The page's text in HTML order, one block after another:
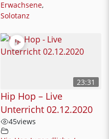
Erwachsene,
Solotanz
23:31
Hip Hop – Live
Unterricht 02.12.2020
45views